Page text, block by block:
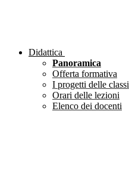
Didattica
Panoramica
Offerta formativa
I progetti delle classi
Orari delle lezioni
Elenco dei docenti